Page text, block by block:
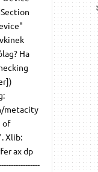
Ha
metacity
of
Xlib:
ax dp